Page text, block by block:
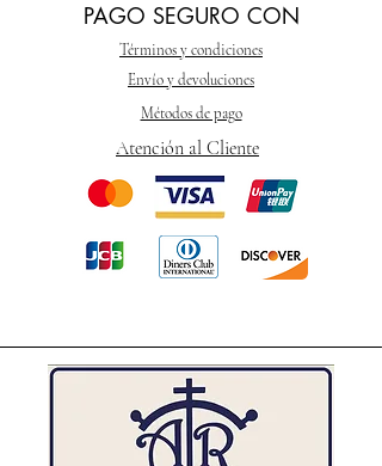
PAGO SEGURO CON
Términos y condiciones
Envío y devoluciones
Métodos de pago
Atención al Cliente